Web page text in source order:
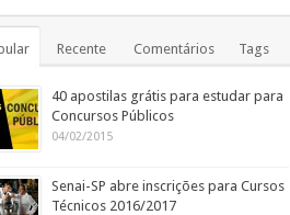
Recente Comentários Tags
40 apostilas grátis para estudar para
Concursos Públicos
04/02/2015
Senai-SP abre inscrições para Cursos
Técnicos 2016/2017